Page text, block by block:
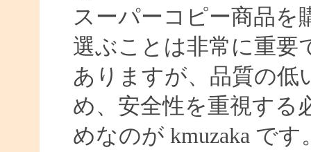
スーパーコピー商品を
選ぶことは非常に重要
ありますが、品質の低
め、安全性を重視する
めなのが kmuzaka です